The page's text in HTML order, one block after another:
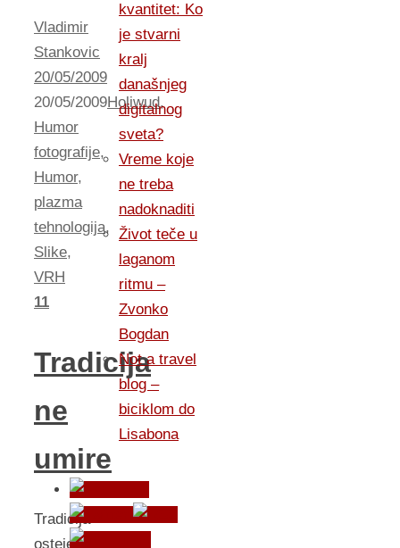
Vladimir
Stankovic
20/05/2009
20/05/2009Holiwud,
Humor
fotografije,
Humor,
plazma
tehnologija,
Slike,
VRH
11
Tradicija
ne
umire
Tradicija
osteje,
kvantitet: Ko
je stvarni
kralj
današnjeg
digitalnog
sveta?
Vreme koje
ne treba
nadoknaditi
Život teče u
laganom
ritmu –
Zvonko
Bogdan
Not a travel
blog –
biciklom do
Lisabona